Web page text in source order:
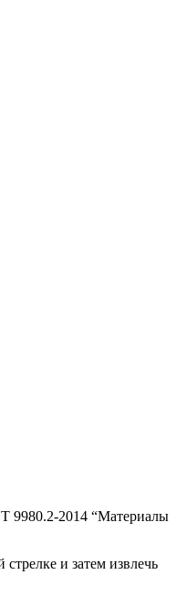
9980.2-2014 “Материалы
и затем извлечь